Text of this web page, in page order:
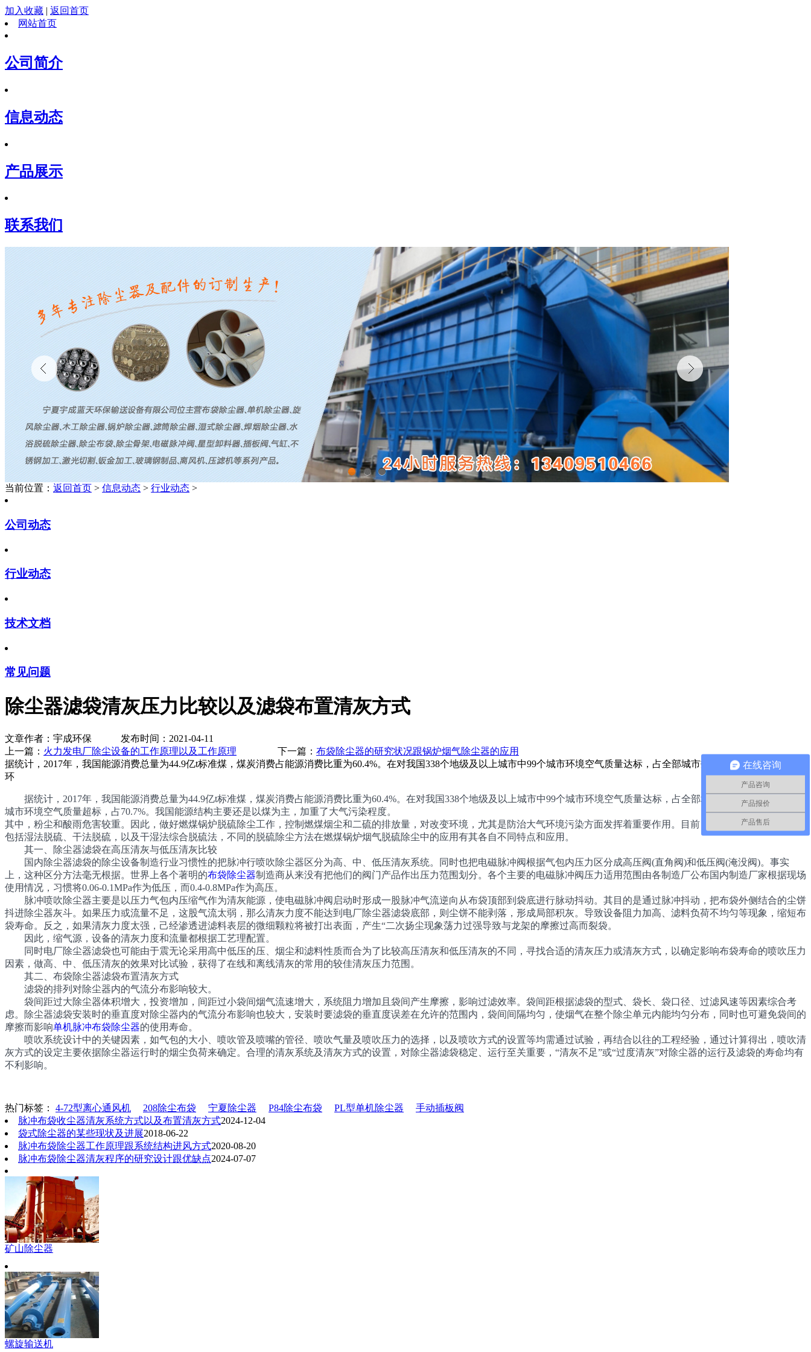
加入收藏 | 返回首页
网站首页
公司简介
信息动态
产品展示
联系我们
当前位置： 返回首页 > 信息动态 > 行业动态 >
公司动态
行业动态
技术文档
常见问题
除尘器滤袋清灰压力比较以及滤袋布置清灰方式
文章作者：宇成环保 发布时间：2021-04-11
上一篇： 火力发电厂除尘设备的工作原理以及工作原理 下一篇： 布袋除尘器的研究状况跟锅炉烟气除尘器的应用
据统计，2017年，我国能源消费总量为44.9亿t标准煤，煤炭消费占能源消费比重为60.4%。在对我国338个地级及以上城市中99个城市环境空气质量达标，占全部城市数的29.3%；239个城市
环
据统计，2017年，我国能源消费总量为44.9亿t标准煤，煤炭消费占能源消费比重为60.4%。在对我国338个地级及以上城市中99个城市环境空气质量达标，占全部城市数的29.3%；239个
城市环境空气质量超标，占70.7%。我国能源结构主要还是以煤为主，加重了大气污染程度。
其中，粉尘和酸雨危害较重。因此，做好燃煤锅炉脱硫除尘工作，控制燃煤烟尘和二硫的排放量，对改变环境，尤其是防治大气环境污染方面发挥着重要作用。目前，燃煤锅炉脱硫除尘技术
包括湿法脱硫、干法脱硫，以及干湿法综合脱硫法，不同的脱硫除尘方法在燃煤锅炉烟气脱硫除尘中的应用有其各自不同特点和应用。
其一、除尘器滤袋在高压清灰与低压清灰比较
国内除尘器滤袋的除尘设备制造行业习惯性的把脉冲行喷吹除尘器区分为高、中、低压清灰系统。同时也把电磁脉冲阀根据气包内压力区分成高压阀(直角阀)和低压阀(淹没阀)。事实
上，这种区分方法毫无根据。世界上各个著明的布袋除尘器制造商从来没有把他们的阀门产品作出压力范围划分。各个主要的电磁脉冲阀压力适用范围由各制造厂公布国内制造厂家根据现场
使用情况，习惯将0.06-0.1MPa作为低压，而0.4-0.8MPa作为高压。
脉冲喷吹除尘器主要是以压力气包内压缩气作为清灰能源，使电磁脉冲阀启动时形成一股脉冲气流逆向从布袋顶部到袋底进行脉动抖动。其目的是通过脉冲抖动，把布袋外侧结合的尘饼
抖进除尘器灰斗。如果压力或流量不足，这股气流太弱，那么清灰力度不能达到电厂除尘器滤袋底部，则尘饼不能剥落，形成局部积灰。导致设备阻力加高、滤料负荷不均匀等现象，缩短布
袋寿命。反之，如果清灰力度太强，己经渗透进滤料表层的微细颗粒将被打出表面，产生“二次扬尘现象荡力过强导致与龙架的摩擦过高而裂袋。
因此，缩气源，设备的清灰力度和流量都根据工艺理配置。
同时电厂除尘器滤袋也可能由于震无论采用高中低压的压、烟尘和滤料性质而合为了比较高压清灰和低压清灰的不同，寻找合适的清灰压力或清灰方式，以确定影响布袋寿命的喷吹压力
因素，做高、中、低压清灰的效果对比试验，获得了在线和离线清灰的常用的较佳清灰压力范围。
其二、布袋除尘器滤袋布置清灰方式
滤袋的排列对除尘器内的气流分布影响较大。
袋间距过大除尘器体积增大，投资增加，间距过小袋间烟气流速增大，系统阻力增加且袋间产生摩擦，影响过滤效率。袋间距根据滤袋的型式、袋长、袋口径、过滤风速等因素综合考
虑。除尘器滤袋安装时的垂直度对除尘器内的气流分布影响也较大，安装时要滤袋的垂直度误差在允许的范围内，袋间间隔均匀，使烟气在整个除尘单元内能均匀分布，同时也可避免袋间的
摩擦而影响单机脉冲布袋除尘器的使用寿命。
喷吹系统设计中的关键因素，如气包的大小、喷吹管及喷嘴的管径、喷吹气量及喷吹压力的选择，以及喷吹方式的设置等均需通过试验，再结合以往的工程经验，通过计算得出，喷吹清
灰方式的设定主要依据除尘器运行时的烟尘负荷来确定。合理的清灰系统及清灰方式的设置，对除尘器滤袋稳定、运行至关重要，“清灰不足”或“过度清灰”对除尘器的运行及滤袋的寿命均有
不利影响。
热门标签： 4-72型离心通风机 208除尘布袋 宁夏除尘器 P84除尘布袋 PL型单机除尘器
手动插板阀
脉冲布袋收尘器清灰系统方式以及布置清灰方式2024-12-04
袋式除尘器的某些现状及进展2018-06-22
脉冲布袋除尘器工作原理跟系统结构进风方式2020-08-20
脉冲布袋除尘器清灰程序的研究设计跟优缺点2024-07-07
矿山除尘器
螺旋输送机
在线咨询
产品咨询
产品报价
产品售后